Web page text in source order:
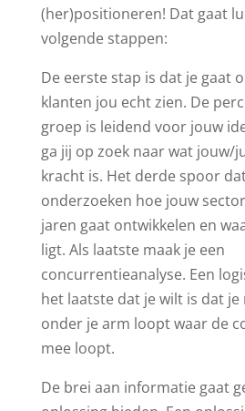
(her)positioneren! Dat gaat
volgende stappen:
De eerste stap is dat je gaat
klanten jou echt zien. De
groep is leidend voor jouw
ga jij op zoek naar wat jouw/
kracht is. Het derde spoor
onderzoeken hoe jouw
jaren gaat ontwikkelen en
ligt. Als laatste maak je een
concurrentieanalyse. Een
het laatste dat je wilt is dat je
onder je arm loopt waar de
mee loopt.
De brei aan informatie gaat